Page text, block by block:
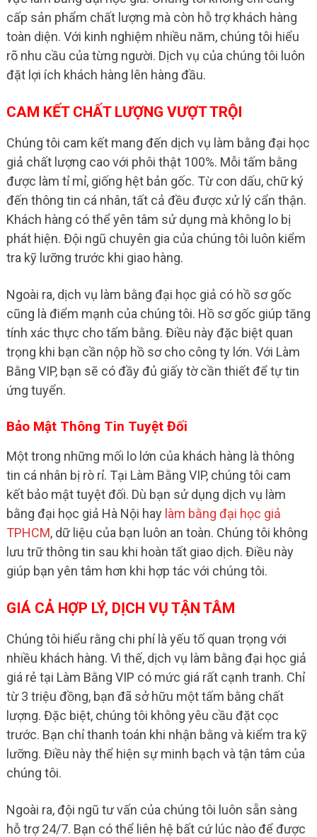
cấp sản phẩm chất lượng mà còn hỗ trợ khách hàng
toàn diện. Với kinh nghiệm nhiều năm, chúng tôi hiểu
rõ nhu cầu của từng người. Dịch vụ của chúng tôi luôn
đặt lợi ích khách hàng lên hàng đầu.
CAM KẾT CHẤT LƯỢNG VƯỢT TRỘI
Chúng tôi cam kết mang đến dịch vụ làm bằng đại học
giả chất lượng cao với phôi thật 100%. Mỗi tấm bằng
được làm tỉ mỉ, giống hệt bản gốc. Từ con dấu, chữ ký
đến thông tin cá nhân, tất cả đều được xử lý cẩn thận.
Khách hàng có thể yên tâm sử dụng mà không lo bị
phát hiện. Đội ngũ chuyên gia của chúng tôi luôn kiểm
tra kỹ lưỡng trước khi giao hàng.
Ngoài ra, dịch vụ làm bằng đại học giả có hồ sơ gốc
cũng là điểm mạnh của chúng tôi. Hồ sơ gốc giúp tăng
tính xác thực cho tấm bằng. Điều này đặc biệt quan
trọng khi bạn cần nộp hồ sơ cho công ty lớn. Với Làm
Bằng VIP, bạn sẽ có đầy đủ giấy tờ cần thiết để tự tin
ứng tuyển.
Bảo Mật Thông Tin Tuyệt Đối
Một trong những mối lo lớn của khách hàng là thông
tin cá nhân bị rò rỉ. Tại Làm Bằng VIP, chúng tôi cam
kết bảo mật tuyệt đối. Dù bạn sử dụng dịch vụ làm
bằng đại học giả Hà Nội hay làm bằng đại học giả
TPHCM, dữ liệu của bạn luôn an toàn. Chúng tôi không
lưu trữ thông tin sau khi hoàn tất giao dịch. Điều này
giúp bạn yên tâm hơn khi hợp tác với chúng tôi.
GIÁ CẢ HỢP LÝ, DỊCH VỤ TẬN TÂM
Chúng tôi hiểu rằng chi phí là yếu tố quan trọng với
nhiều khách hàng. Vì thế, dịch vụ làm bằng đại học giả
giá rẻ tại Làm Bằng VIP có mức giá rất cạnh tranh. Chỉ
từ 3 triệu đồng, bạn đã sở hữu một tấm bằng chất
lượng. Đặc biệt, chúng tôi không yêu cầu đặt cọc
trước. Bạn chỉ thanh toán khi nhận bằng và kiểm tra kỹ
lưỡng. Điều này thể hiện sự minh bạch và tận tâm của
chúng tôi.
Ngoài ra, đội ngũ tư vấn của chúng tôi luôn sẵn sàng
hỗ trợ 24/7. Bạn có thể liên hệ bất cứ lúc nào để được